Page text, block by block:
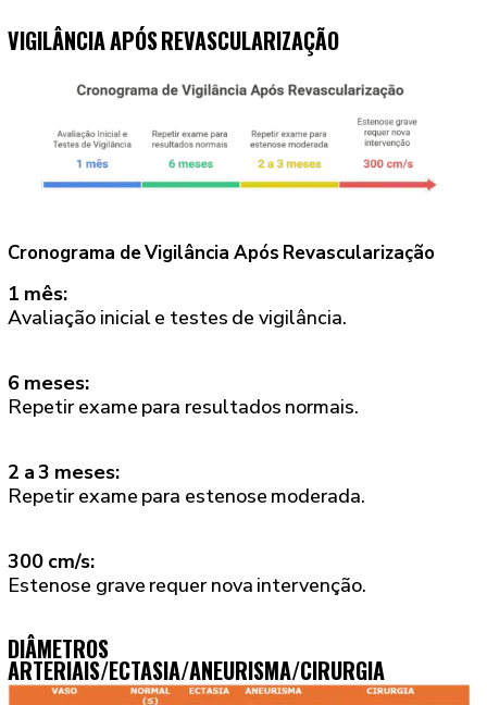
Cronograma de Vigilância Após Revascularização
1 mês:
Avaliação inicial e testes de vigilância.
6 meses:
Repetir exame para resultados normais.
2 a 3 meses:
Repetir exame para estenose moderada.
300 cm/s:
Estenose grave requer nova intervenção.
VIGILÂNCIA APÓS REVASCULARIZAÇÃO
DIÂMETROS
ARTERIAIS/ECTASIA/ANEURISMA/CIRURGIA